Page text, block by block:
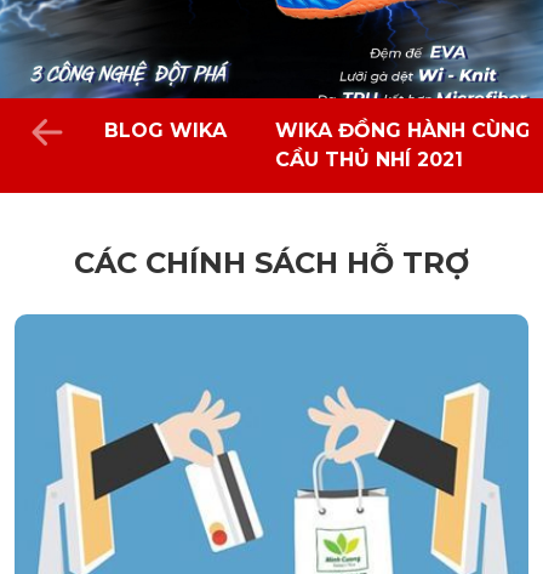
BLOG WIKA
WIKA ĐỒNG HÀNH CÙNG
CẦU THỦ NHÍ 2021
CÁC CHÍNH SÁCH HỖ TRỢ